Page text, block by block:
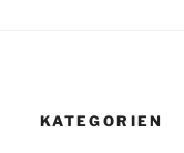
KATEGORIEN